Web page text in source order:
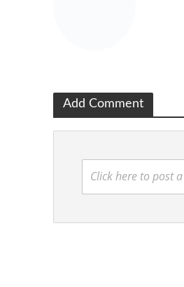
Add Comment
Click here to post